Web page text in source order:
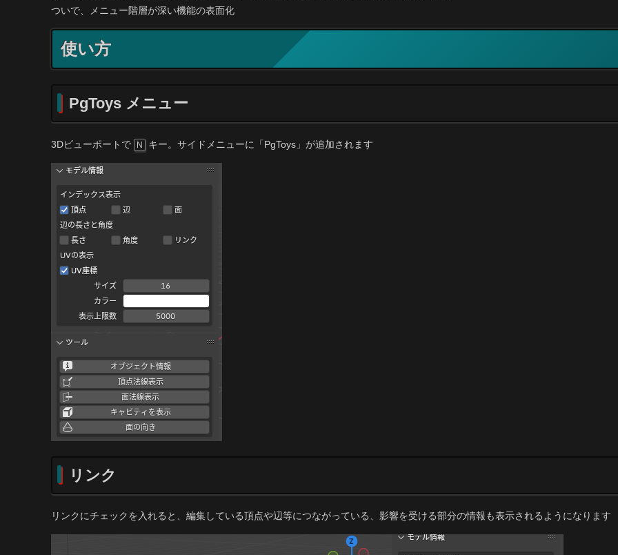
ついで、メニュー階層が深い機能の表面化
使い方
PgToys メニュー
3Dビューポートで N キー。サイドメニューに「PgToys」が追加されます
リンク
リンクにチェックを入れると、編集している頂点や辺等につながっている、影響を受ける部分の情報も表示されるようになります